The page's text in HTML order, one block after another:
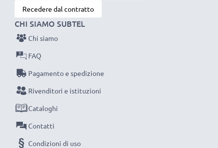
Perfetto per:
✔ Sistemi audio & Home entertainment
✔ Consolle giochi
✔ TVs & proiettori
✔ Lettori DVD & Blu-ray
✔ Amplificatori & subwoofer
Vuoi migliorare il suono della tua TV o l’impianto
stereo? I nostri cavi RCA ti aiuteranno! Ordina ora,
avrai 3 anni di garanzia.
Recedere dal contratto
CHI SIAMO SUBTEL
Chi siamo
FAQ
Pagamento e spedizione
Rivenditori e istituzioni
Cataloghi
Contatti
Condizioni di uso